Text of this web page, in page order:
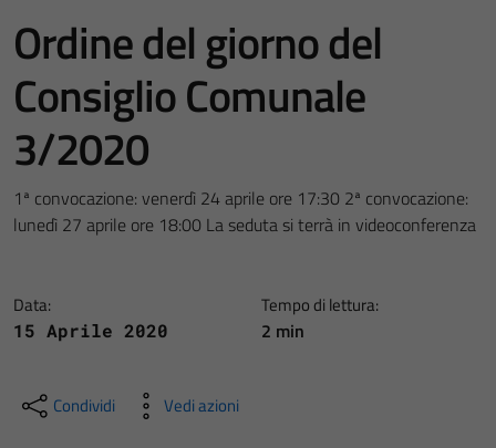
Ordine del giorno del
Consiglio Comunale
3/2020
1ª convocazione: venerdì 24 aprile ore 17:30 2ª convocazione:
lunedì 27 aprile ore 18:00 La seduta si terrà in videoconferenza
Data:
15 Aprile 2020
Tempo di lettura:
2 min
Condividi Vedi azioni